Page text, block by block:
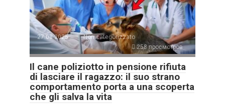
27.08.2025
Non categorizzato
258 просмотров
Il cane poliziotto in pensione rifiuta
di lasciare il ragazzo: il suo strano
comportamento porta a una scoperta
che gli salva la vita